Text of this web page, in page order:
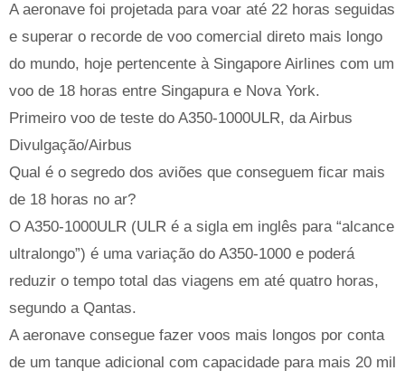
A aeronave foi projetada para voar até 22 horas seguidas
e superar o recorde de voo comercial direto mais longo
do mundo, hoje pertencente à Singapore Airlines com um
voo de 18 horas entre Singapura e Nova York.
Primeiro voo de teste do A350-1000ULR, da Airbus
Divulgação/Airbus
Qual é o segredo dos aviões que conseguem ficar mais
de 18 horas no ar?
O A350-1000ULR (ULR é a sigla em inglês para “alcance
ultralongo”) é uma variação do A350-1000 e poderá
reduzir o tempo total das viagens em até quatro horas,
segundo a Qantas.
A aeronave consegue fazer voos mais longos por conta
de um tanque adicional com capacidade para mais 20 mil